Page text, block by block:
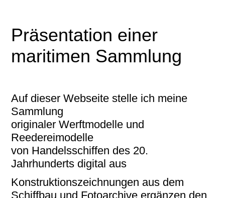
Präsentation einer
maritimen Sammlung
Auf dieser Webseite stelle ich meine
Sammlung
originaler Werftmodelle und
Reedereimodelle
von Handelsschiffen des 20.
Jahrhunderts digital aus
Konstruktionszeichnungen aus dem
Schiffbau und Fotoarchive ergänzen den